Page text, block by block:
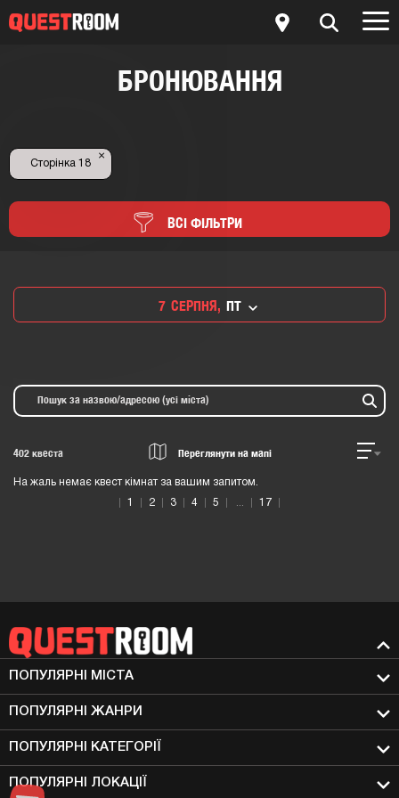
БРОНЮВАННЯ
Сторінка 18
×
ВСІ ФІЛЬТРИ
7 СЕРПНЯ, ПТ
402 квеста Переглянути на мапі
На жаль немає квест кімнат за вашим запитом.
1 2 3 4 5 17
ПОПУЛЯРНІ МIСТА
ПОПУЛЯРНІ ЖАНРИ
ПОПУЛЯРНІ КАТЕГОРІЇ
ПОПУЛЯРНІ ЛОКАЦІЇ